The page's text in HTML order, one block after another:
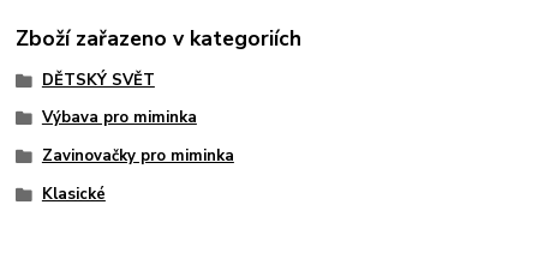
Zboží zařazeno v kategoriích
DĚTSKÝ SVĚT
Výbava pro miminka
Zavinovačky pro miminka
Klasické